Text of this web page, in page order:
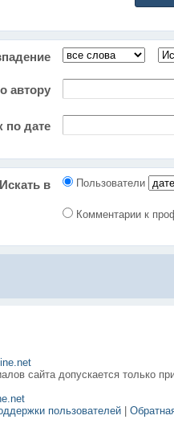
автору
по дате
Искать в Пользователи
Комментарии к
сайта допускается только
пользователей |